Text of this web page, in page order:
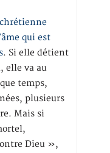
qui est
. Si elle détient
elle va au
temps,
plusieurs
Mais si
Dieu »,